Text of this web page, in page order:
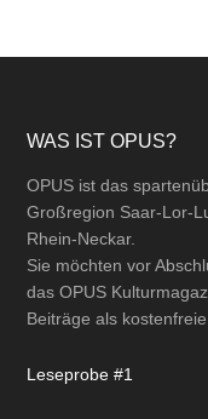
Footer
WAS IST OPUS?
OPUS ist das
Großregion Saar-Lor-
Rhein-Neckar.
Sie möchten vor
das OPUS
Beiträge als
Leseprobe #1